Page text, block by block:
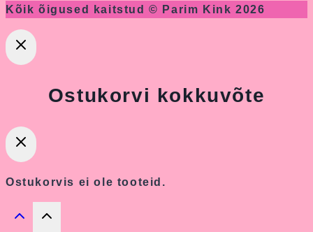
Kõik õigused kaitstud © Parim Kink 2026
Ostukorvi kokkuvõte
Ostukorvis ei ole tooteid.